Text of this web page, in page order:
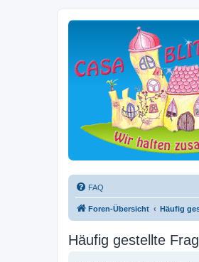
FAQ
Foren-Übersicht Häufig
Häufig gestellte